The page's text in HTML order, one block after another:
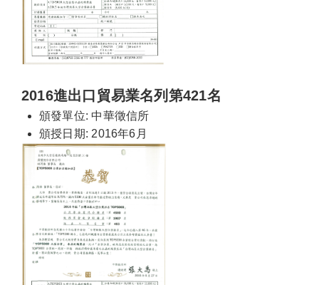
2016進出口貿易業名列第421名
頒發單位: 中華徵信所
頒授日期: 2016年6月